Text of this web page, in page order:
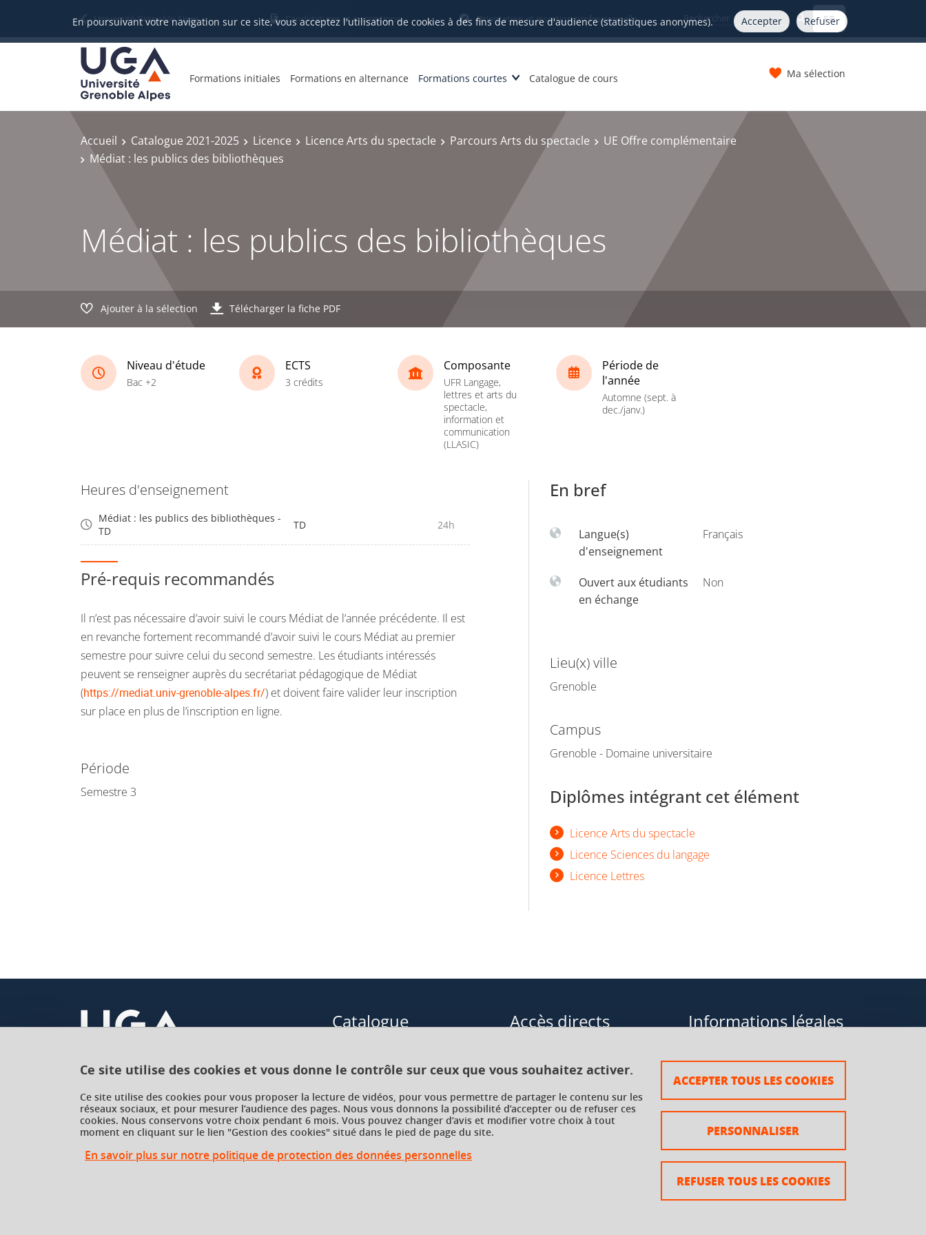
Ce site utilise des cookies et vous donne le contrôle sur ceux que vous souhaitez activer.
Ce site utilise des cookies pour vous proposer la lecture de vidéos, pour vous permettre de partager le contenu sur les
réseaux sociaux, et pour mesurer l’audience des pages. Nous vous donnons la possibilité d’accepter ou de refuser ces
cookies. Nous conservons votre choix pendant 6 mois. Vous pouvez changer d’avis et modifier votre choix à tout
moment en cliquant sur le lien "Gestion des cookies" situé dans le pied de page du site.
En savoir plus sur notre politique de protection des données personnelles
ACCEPTER TOUS LES COOKIES
REFUSER TOUS LES COOKIES
PERSONNALISER
En poursuivant votre navigation sur ce site, vous acceptez l'utilisation de cookies à des fins de mesure d'audience (statistiques anonymes). Accepter Refuser
Université Grenoble Alpes Candidatures et inscriptions Orientation et insertion professionnelle FR
Formations initiales Formations en alternance Formations courtes Catalogue de cours Ma sélection
Accueil Catalogue 2021-2025 Licence Licence Arts du spectacle Parcours Arts du spectacle
UE Offre complémentaire
Médiat : les publics des bibliothèques
Médiat : les publics des bibliothèques
Ajouter à la sélection Télécharger la fiche PDF
Niveau d'étude
Bac +2
ECTS
3 crédits
Composante
UFR Langage,
lettres et arts du
spectacle,
information et
communication
(LLASIC)
Période de
l'année
Automne (sept. à
dec./janv.)
Heures d'enseignement
Médiat : les publics des bibliothèques -
TD
TD 24h
Pré-requis recommandés
Il n’est pas nécessaire d’avoir suivi le cours Médiat de l’année précédente. Il est
en revanche fortement recommandé d’avoir suivi le cours Médiat au premier
semestre pour suivre celui du second semestre. Les étudiants intéressés
peuvent se renseigner auprès du secrétariat pédagogique de Médiat
(https://mediat.univ-grenoble-alpes.fr/) et doivent faire valider leur inscription
sur place en plus de l’inscription en ligne.
Période
Semestre 3
En bref
Langue(s)
d'enseignement
Français
Ouvert aux étudiants
en échange
Non
Lieu(x) ville
Grenoble
Campus
Grenoble - Domaine universitaire
Diplômes intégrant cet élément
Licence Arts du spectacle
Licence Sciences du langage
Licence Lettres
Université Grenoble Alpes
621 avenue Centrale
38400 Saint-Martin-d'Hères
France
Catalogue
Formations courtes
Recherche par facultés, écoles,
instituts
Accès directs
Enseignements transversaux à
choix (ETC)
Informations légales
Plan du site
Mentions légales
Crédits
Accessibilité : non conforme